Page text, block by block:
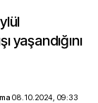
yaşandığını
08.10.2024, 09:33